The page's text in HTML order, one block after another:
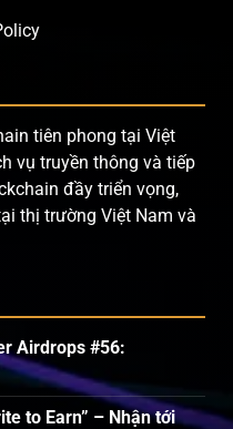
tiên phong tại Việt
vụ truyền thông và tiếp
đầy triển vọng,
thị trường Việt Nam và
Airdrops #56:
to Earn” – Nhận tới